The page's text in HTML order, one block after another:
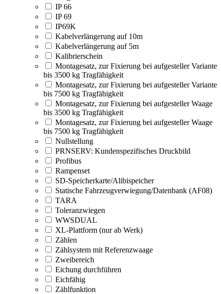
IP 66
IP 69
IP69K
Kabelverlängerung auf 10m
Kabelverlängerung auf 5m
Kalibrierschein
Montagesatz, zur Fixierung bei aufgesteller Variante
bis 3500 kg Tragfähigkeit
Montagesatz, zur Fixierung bei aufgesteller Variante
bis 7500 kg Tragfähigkeit
Montagesatz, zur Fixierung bei aufgesteller Waage
bis 3500 kg Tragfähigkeit
Montagesatz, zur Fixierung bei aufgesteller Waage
bis 7500 kg Tragfähigkeit
Nullstellung
PRNSERV: Kundenspezifisches Druckbild
Profibus
Rampenset
SD-Speicherkarte/Alibispeicher
Statische Fahrzeugverwiegung/Datenbank (AF08)
TARA
Toleranzwiegen
WWSDUAL
XL-Plattform (nur ab Werk)
Zählen
Zählsystem mit Referenzwaage
Zweibereich
Eichung durchführen
Eichfähig
Zählfunktion